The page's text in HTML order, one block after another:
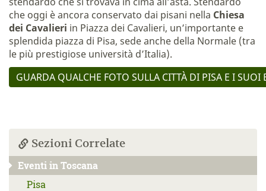
che oggi è ancora conservato dai pisani nella Chiesa
dei Cavalieri in Piazza dei Cavalieri, un’importante e
splendida piazza di Pisa, sede anche della Normale (tra
le più prestigiose università d’Italia).
GUARDA QUALCHE FOTO SULLA CITTÀ DI PISA E I SUOI
Sezioni Correlate
Eventi in Toscana
Pisa